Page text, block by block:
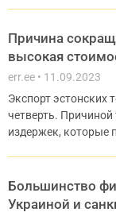
Причина
высокая
err.ee
11.09.2023
Экспорт эстонских
четверть.
издержек, которые
Большинство
Украиной и